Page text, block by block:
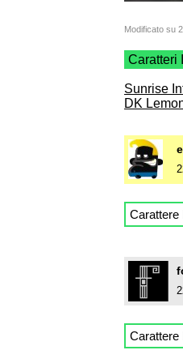
Modificato su
Caratteri
Sunrise
DK
Carattere
Carattere